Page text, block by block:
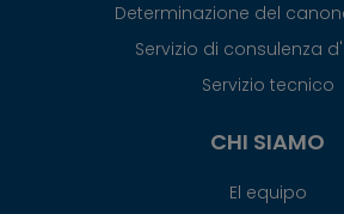
Determinazione del
Servizio di consulenza
Servizio tecnico
CHI SIAMO
El equipo